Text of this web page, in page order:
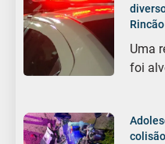
Rincão
Uma
foi